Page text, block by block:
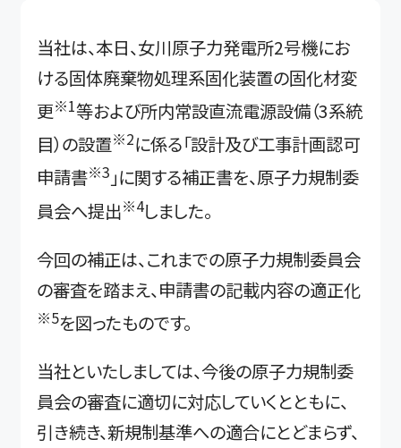
当社は、本日、女川原子力発電所2号機にお
ける固体廃棄物処理系固化装置の固化材変
更※1等および所内常設直流電源設備（3系統
目）の設置※2に係る「設計及び工事計画認可
申請書※3」に関する補正書を、原子力規制委
員会へ提出※4しました。
今回の補正は、これまでの原子力規制委員会
の審査を踏まえ、申請書の記載内容の適正化
※5を図ったものです。
当社といたしましては、今後の原子力規制委
員会の審査に適切に対応していくとともに、
引き続き、新規制基準への適合にとどまらず、